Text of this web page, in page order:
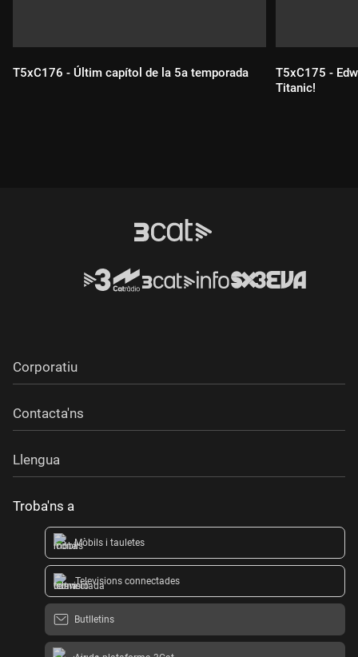
T5xC176 - Últim capítol de la 5a temporada
T5xC175 -
Titanic!
Corporatiu
Contacta'ns
Llengua
Troba'ns a
Mòbils i tauletes
Televisions connectades
Butlletins